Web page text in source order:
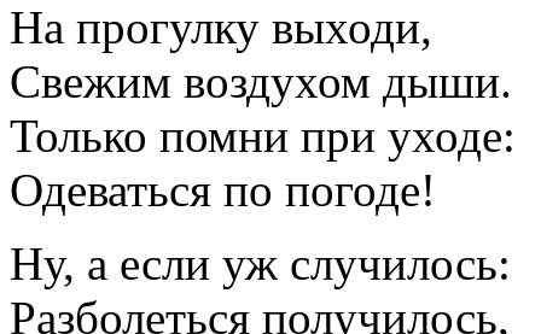
На прогулку выходи,
Свежим воздухом дыши.
Только помни при уходе:
Одеваться по погоде!
Ну, а если уж случилось:
Разболеться получилось,